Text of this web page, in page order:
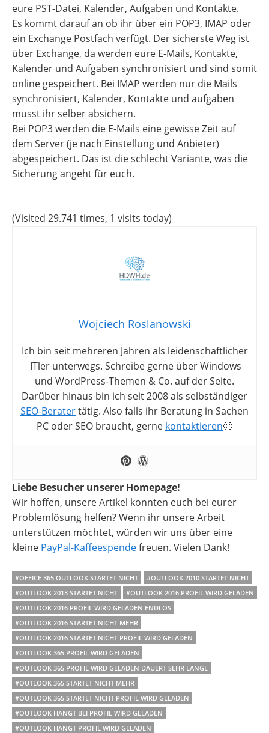
eure PST-Datei, Kalender, Aufgaben und Kontakte.
Es kommt darauf an ob ihr über ein POP3, IMAP oder
ein Exchange Postfach verfügt. Der sicherste Weg ist
über Exchange, da werden eure E-Mails, Kontakte,
Kalender und Aufgaben synchronisiert und sind somit
online gespeichert. Bei IMAP werden nur die Mails
synchronisiert, Kalender, Kontakte und aufgaben
musst ihr selber absichern.
Bei POP3 werden die E-Mails eine gewisse Zeit auf
dem Server (je nach Einstellung und Anbieter)
abgespeichert. Das ist die schlecht Variante, was die
Sicherung angeht für euch.
(Visited 29.741 times, 1 visits today)
Wojciech Roslanowski
Ich bin seit mehreren Jahren als leidenschaftlicher
ITler unterwegs. Schreibe gerne über Windows
und WordPress-Themen & Co. auf der Seite.
Darüber hinaus bin ich seit 2008 als selbständiger
SEO-Beratertätig. Also falls ihr Beratung in Sachen
PC oder SEO braucht, gerne kontaktieren🙂
Liebe Besucher unserer Homepage!
Wir hoffen, unsere Artikel konnten euch bei eurer
Problemlösung helfen? Wenn ihr unsere Arbeit
unterstützen möchtet, würden wir uns über eine
kleine PayPal-Kaffeespendefreuen. Vielen Dank!
#OFFICE 365 OUTLOOK STARTET NICHT
#OUTLOOK 2010 STARTET NICHT
#OUTLOOK 2013 STARTET NICHT
#OUTLOOK 2016 PROFIL WIRD GELADEN
#OUTLOOK 2016 PROFIL WIRD GELADEN ENDLOS
#OUTLOOK 2016 STARTET NICHT MEHR
#OUTLOOK 2016 STARTET NICHT PROFIL WIRD GELADEN
#OUTLOOK 365 PROFIL WIRD GELADEN
#OUTLOOK 365 PROFIL WIRD GELADEN DAUERT SEHR LANGE
#OUTLOOK 365 STARTET NICHT MEHR
#OUTLOOK 365 STARTET NICHT PROFIL WIRD GELADEN
#OUTLOOK HÄNGT BEI PROFIL WIRD GELADEN
#OUTLOOK HÄNGT PROFIL WIRD GELADEN